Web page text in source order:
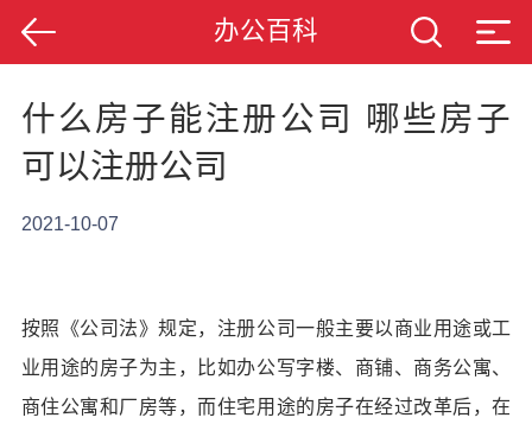
办公百科
什么房子能注册公司 哪些房子
可以注册公司
2021-10-07
按照《公司法》规定，注册公司一般主要以商业用途或工
业用途的房子为主，比如办公写字楼、商铺、商务公寓、
商住公寓和厂房等，而住宅用途的房子在经过改革后，在